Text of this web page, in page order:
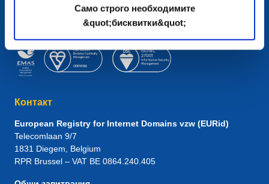
Само строго необходимите
&quot;бисквитки&quot;
Контакт
European Registry for Internet Domains vzw (EURid)
Telecomlaan 9/7
1831 Diegem, Belgium
RPR Brussel – VAT BE 0864.240.405